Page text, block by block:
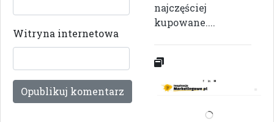
Witryna internetowa
najczęściej
kupowane....